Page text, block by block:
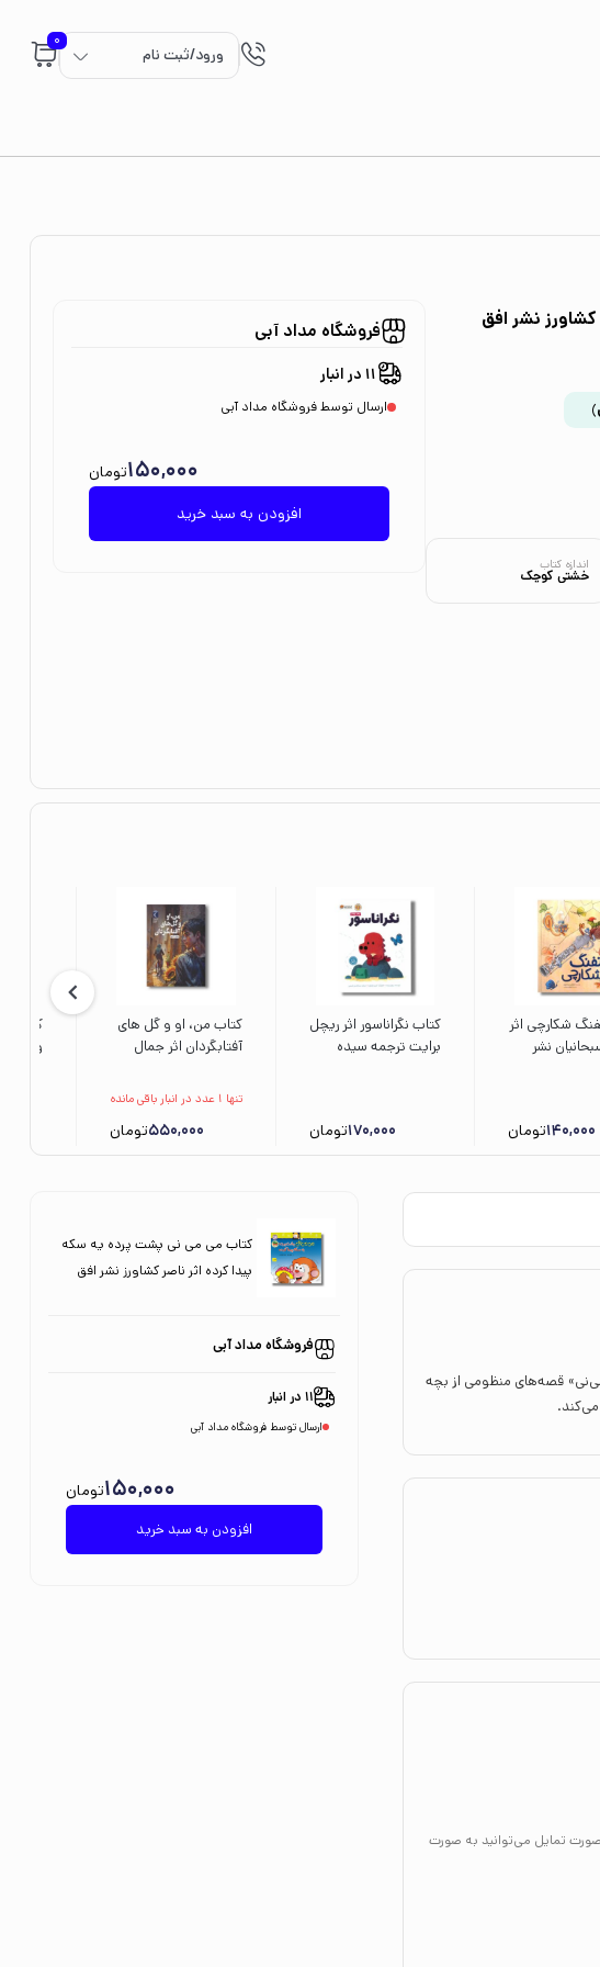
ورود/ثبت نام
0
نشر افق
)
اندازه کتاب
خشتی کوچک
فروشگاه مداد آبی
11 در انبار
ارسال توسط فروشگاه مداد آبی
افزودن به سبد خرید
150,000تومان
شکارچی اثر
نشر
140,000تومان
کتاب نگراناسور اثر ریچل
برایت ترجمه سیده
170,000تومان
کتاب من، او و گل های
آفتابگردان اثر جمال
تنها 1 عدد در انبار باقی مانده
550,000تومان
کتاب
قصه‌های منظومی از بچه
صورت تمایل می‌توانید به صورت
کتاب می می نی پشت پرده یه سکه
پیدا کرده اثر ناصر کشاورز نشر افق
فروشگاه مداد آبی
11 در انبار
ارسال توسط فروشگاه مداد آبی
افزودن به سبد خرید
150,000تومان